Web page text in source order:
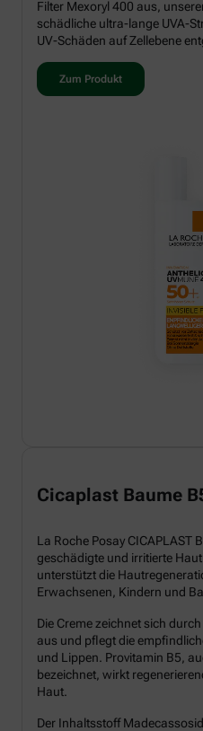
Filter Mexoryl 400 aus,
schädliche ultra-lange UVA-
UV-Schäden auf Zellebene
Zum Produkt
Cicaplast Baume
La Roche Posay CICAPLAST
geschädigte und irritierte Haut.
unterstützt die
Erwachsenen, Kindern und
Die Creme zeichnet sich
aus und pflegt die
und Lippen. Provitamin B5,
bezeichnet, wirkt
Haut.
Der Inhaltsstoff